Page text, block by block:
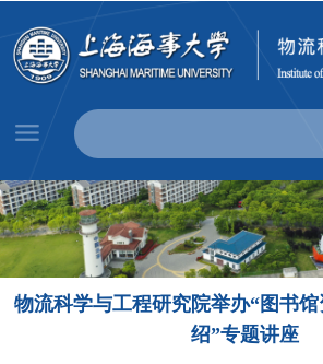
物流科学与工程研究院举办“图书
绍”专题讲座